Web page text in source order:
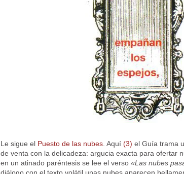
Le sigue el Puesto de las nubes. Aquí (3) el Guía trama
de venta con la delicadeza: argucia exacta para ofertar
en un atinado paréntesis se lee el verso «Las nubes